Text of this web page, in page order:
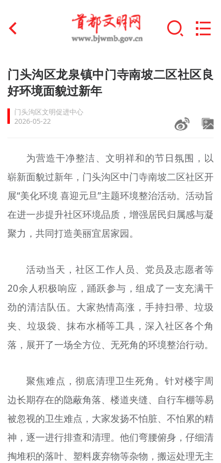
首页
文明创建
文明实践
未成年人思想道德建设
榜样人物
+
身边好人
文明评论
宣传思想文化人才
专题
资料库
+
门头沟区龙泉镇中门寺南坡二区社区良
好环境面貌过新年
门头沟区文明促进中心
2026-05-22
为营造干净整洁、文明祥和的节日氛围，以
崭新面貌过新年，门头沟区中门寺南坡二区社区开
展“美化环境 喜迎元旦”主题环境整治活动。活动旨
在进一步提升社区环境品质，增强居民归属感与凝
聚力，共同打造美丽宜居家园。
活动当天，社区工作人员、党员及志愿者等
20余人积极响应，踊跃参与，组成了一支充满干
劲的清洁队伍。大家热情高涨，手持扫帚、垃圾
夹、垃圾袋、抹布水桶等工具，深入社区各个角
落，展开了一场全方位、无死角的环境整治行动。
聚焦难点，彻底清理卫生死角。针对楼宇周
边长期存在的隐蔽角落、楼道夹缝、自行车棚等易
被忽视的卫生难点，大家发扬不怕脏、不怕累的精
神，逐一进行排查和清理。他们弯腰俯身，仔细清
掏堆积的落叶、塑料废弃物等杂物，搬运处理无主